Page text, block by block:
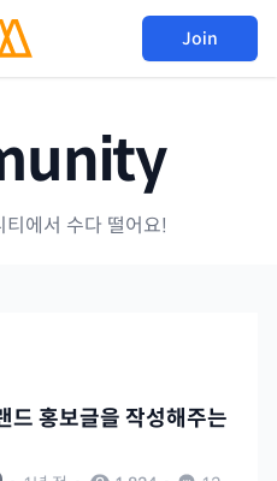
Join
에서 수다 떨어요!
드 홍보글을 작성해주는